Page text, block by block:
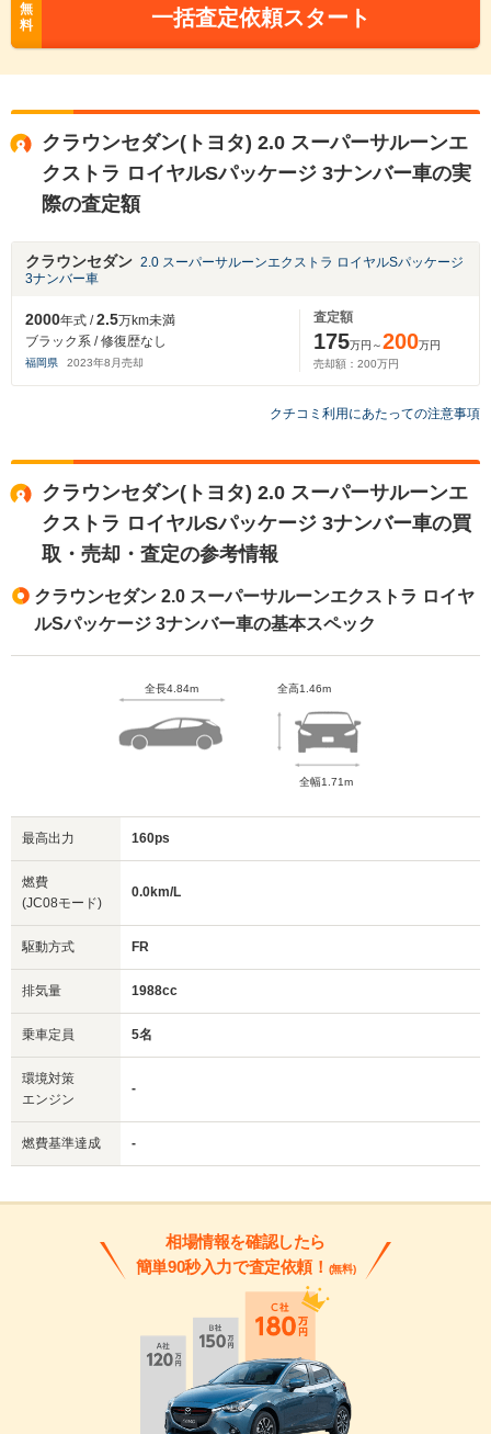
無
料
一括査定依頼スタート
クラウンセダン(トヨタ) 2.0 スーパーサルーンエ
クストラ ロイヤルSパッケージ 3ナンバー車の実
際の査定額
クラウンセダン 2.0 スーパーサルーンエクストラ ロイヤルSパッケージ
3ナンバー車
2000年式 /2.5万km未満
ブラック系 / 修復歴なし
福岡県 2023年8 月売却
査定額
175万円～200万円
売却額： 200万円
クチコミ利用にあたっての注意事項
クラウンセダン(トヨタ) 2.0 スーパーサルーンエ
クストラ ロイヤルSパッケージ 3ナンバー車の買
取・売却・査定の参考情報
クラウンセダン 2.0 スーパーサルーンエクストラ ロイヤ
ルSパッケージ 3ナンバー車の基本スペック
全長4.84m 全高1.46m
全幅1.71m
最高出力 160ps
燃費
(JC08モード)
0.0km/L
駆動方式 FR
排気量 1988cc
乗車定員 5名
環境対策
エンジン
-
燃費基準達成 -
相場情報を確認したら
簡単90秒入力で査定依頼！ (無料)